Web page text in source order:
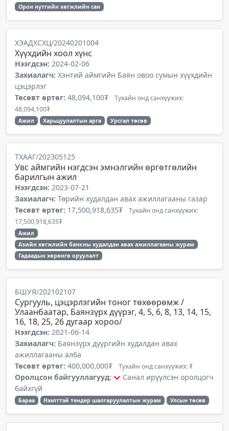
Орон нутгийн хөгжлийн сан
ХЭАДХСХЦ/20240201004
Хүүхдийн хоол хүнс
Нээгдсэн: 2024-02-06
Захиалагч: Хэнтий аймгийн Баян овоо сумын хүүхдийн
цэцэрлэг
Төсөвт өртөг: 48,094,100₮ Тухайн онд санхүүжих:
48,094,100₮
Ажил Харьцуулалтын арга Урсгал төсөв
ТХААГ/202305125
Увс аймгийн нэгдсэн эмнэлгийн өргөтгөлийн
барилгын ажил
Нээгдсэн: 2023-07-21
Захиалагч: Төрийн худалдан авах ажиллагааны газар
Төсөвт өртөг: 17,500,918,635₮ Тухайн онд санхүүжих:
17,500,918,635₮
Ажил
Азийн хөгжлийн банкны худалдан авах ажиллагааны журам
Гадаадын хөрөнгө оруулалт
БШУЯ/202102107
Сургууль, цэцэрлэгийн тоног төхөөрөмж /
Улаанбаатар, Баянзүрх дүүрэг, 4, 5, 6, 8, 13, 14, 15,
16, 18, 25, 26 дугаар хороо/
Нээгдсэн: 2021-06-14
Захиалагч: Баянзүрх дүүргийн худалдан авах
ажиллагааны алба
Төсөвт өртөг: 400,000,000₮ Тухайн онд санхүүжих: ₮
Оролцсон байгууллагууд:
Санал ирүүлсэн оролцогч
байхгүй
Бараа Нээлттэй тендер шалгаруулалтын журам Улсын төсөв